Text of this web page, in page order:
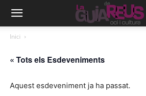
Inici
« Tots els Esdeveniments
Aquest esdeveniment ja ha passat.